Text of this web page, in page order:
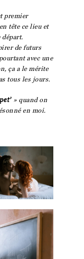
premier
tête ce lieu et
départ.
de futurs
avec une
ça a le mérite
tous les jours.
» quand on
en moi.